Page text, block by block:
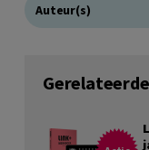
Auteur(s)